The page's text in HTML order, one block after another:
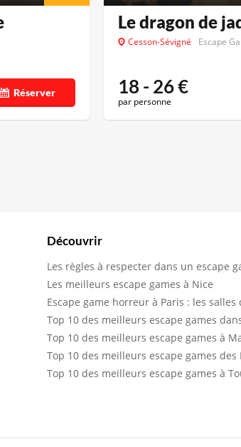
Réserver
Le dragon de
Cesson-Sévigné Escape
18 - 26€
par personne
Découvrir
Les règles à respecter dans un escape
Les meilleurs escape games à Nice
Escape game horreur à Paris : les
Top 10 des meilleurs escape games
Top 10 des meilleurs escape games à
Top 10 des meilleurs escape games des
Top 10 des meilleurs escape games à